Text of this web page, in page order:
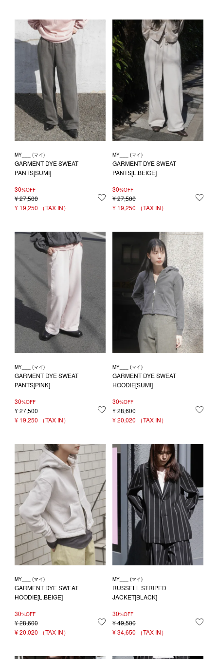
MY___ (マイ)
GARMENT DYE SWEAT
PANTS[SUMI]
30%OFF
¥27,500
¥ 19,250
お気に入りに登録する
MY___ (マイ)
GARMENT DYE SWEAT
PANTS[L.BEIGE]
30%OFF
¥27,500
¥ 19,250
MY___ (マイ)
GARMENT DYE SWEAT
PANTS[PINK]
30%OFF
¥27,500
¥ 19,250
お気に入りに登録する
MY___ (マイ)
GARMENT DYE SWEAT
HOODIE[SUMI]
30%OFF
¥28,600
¥20,020
MY___ (マイ)
GARMENT DYE SWEAT
HOODIE[L.BEIGE]
30%OFF
¥28,600
¥20,020
お気に入りに登録する
MY___ (マイ)
RUSSELL STRIPED
JACKET[BLACK]
30%OFF
¥49,500
¥34,650